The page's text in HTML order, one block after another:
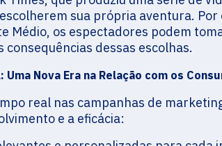
sua própria aventura. Por
Médio, os espectadores podem
dessas escolhas.
Nova Era na Relação com os
real nas campanhas de
e a eficácia: